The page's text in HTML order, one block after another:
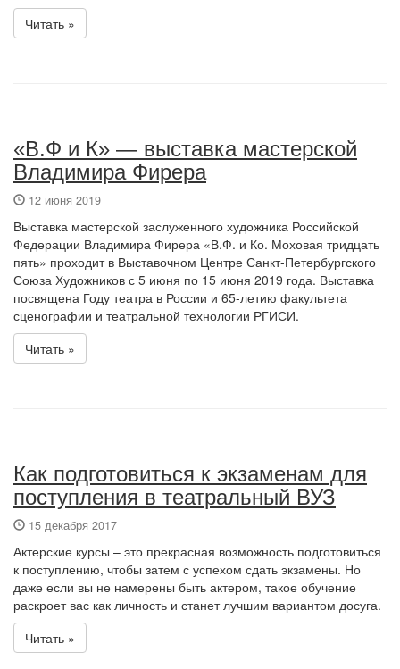
Читать »
«В.Ф и К» — выставка мастерской
Владимира Фирера
12 июня 2019
Выставка мастерской заслуженного художника Российской
Федерации Владимира Фирера «В.Ф. и Ко. Моховая тридцать
пять» проходит в Выставочном Центре Санкт-Петербургского
Союза Художников с 5 июня по 15 июня 2019 года. Выставка
посвящена Году театра в России и 65-летию факультета
сценографии и театральной технологии РГИСИ.
Читать »
Как подготовиться к экзаменам для
поступления в театральный ВУЗ
15 декабря 2017
Актерские курсы – это прекрасная возможность подготовиться
к поступлению, чтобы затем с успехом сдать экзамены. Но
даже если вы не намерены быть актером, такое обучение
раскроет вас как личность и станет лучшим вариантом досуга.
Читать »